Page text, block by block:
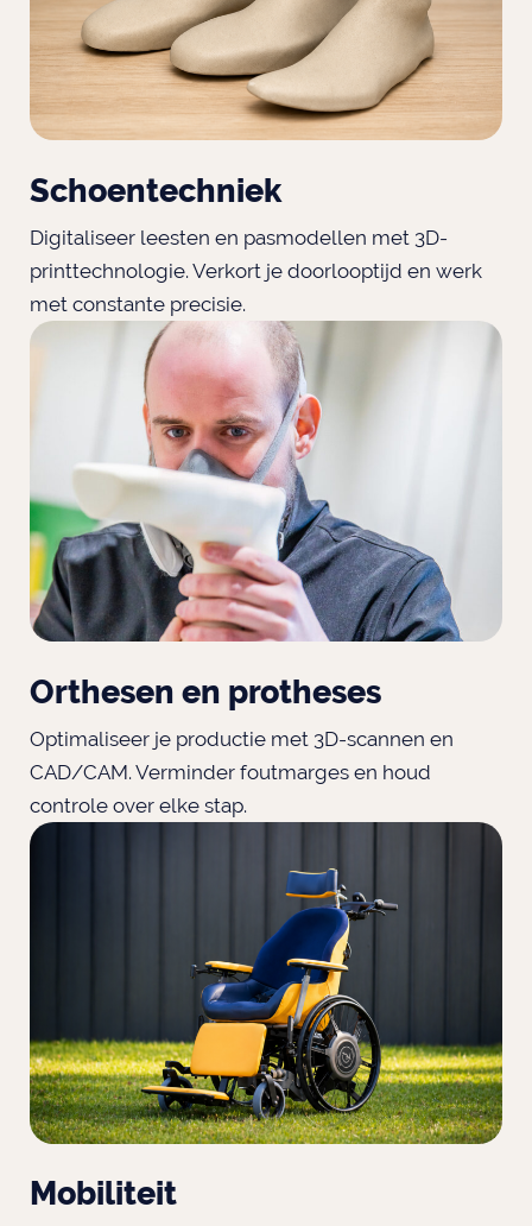
Schoentechniek
Digitaliseer leesten en pasmodellen met 3D-
printtechnologie. Verkort je doorlooptijd en werk
met constante precisie.
Orthesen en protheses
Optimaliseer je productie met 3D-scannen en
CAD/CAM. Verminder foutmarges en houd
controle over elke stap.
Mobiliteit